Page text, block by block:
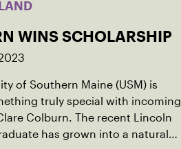
WINS SCHOLARSHIP
of Southern Maine (USM) is
truly special with incoming
Colburn. The recent Lincoln
has grown into a natural